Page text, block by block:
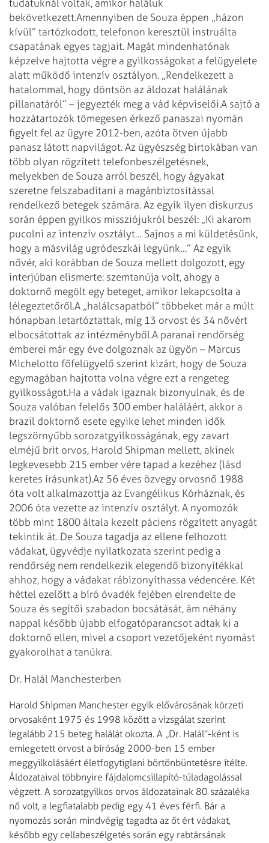
tudatuknál voltak, amikor haláluk
bekövetkezett.Amennyiben de Souza éppen „házon
kívül” tartózkodott, telefonon keresztül instruálta
csapatának egyes tagjait. Magát mindenhatónak
képzelve hajtotta végre a gyilkosságokat a felügyelete
alatt működő intenzív osztályon. „Rendelkezett a
hatalommal, hogy döntsön az áldozat halálának
pillanatáról” – jegyezték meg a vád képviselői.A sajtó a
hozzátartozók tömegesen érkező panaszai nyomán
figyelt fel az ügyre 2012-ben, azóta ötven újabb
panasz látott napvilágot. Az ügyészség birtokában van
több olyan rögzített telefonbeszélgetésnek,
melyekben de Souza arról beszél, hogy ágyakat
szeretne felszabadítani a magánbiztosítással
rendelkező betegek számára. Az egyik ilyen diskurzus
során éppen gyilkos missziójukról beszél: „Ki akarom
pucolni az intenzív osztályt… Sajnos a mi küldetésünk,
hogy a másvilág ugródeszkái legyünk…” Az egyik
nővér, aki korábban de Souza mellett dolgozott, egy
interjúban elismerte: szemtanúja volt, ahogy a
doktornő megölt egy beteget, amikor lekapcsolta a
lélegeztetőről.A „halálcsapatból” többeket már a múlt
hónapban letartóztattak, míg 13 orvost és 34 nővért
elbocsátottak az intézményből.A paranai rendőrség
emberei már egy éve dolgoznak az ügyön – Marcus
Michelotto főfelügyelő szerint kizárt, hogy de Souza
egymagában hajtotta volna végre ezt a rengeteg
gyilkosságot.Ha a vádak igaznak bizonyulnak, és de
Souza valóban felelős 300 ember haláláért, akkor a
brazil doktornő esete egyike lehet minden idők
legszörnyűbb sorozatgyilkosságának, egy zavart
elméjű brit orvos, Harold Shipman mellett, akinek
legkevesebb 215 ember vére tapad a kezéhez (lásd
keretes írásunkat).Az 56 éves özvegy orvosnő 1988
óta volt alkalmazottja az Evangélikus Kórháznak, és
2006 óta vezette az intenzív osztályt. A nyomozók
több mint 1800 általa kezelt páciens rögzített anyagát
tekintik át. De Souza tagadja az ellene felhozott
vádakat, ügyvédje nyilatkozata szerint pedig a
rendőrség nem rendelkezik elegendő bizonyítékkal
ahhoz, hogy a vádakat rábizonyíthassa véden­cére. Két
héttel ezelőtt a bíró óvadék fejében elrendelte de
Souza és segítői szabadon bocsátását, ám néhány
nappal később újabb elfogatóparancsot adtak ki a
doktornő ellen, mivel a csoport vezetőjeként nyomást
gyakorolhat a tanúkra.
Dr. Halál Manchesterben
Harold Shipman Manchester egyik elővárosának körzeti
orvosaként 1975 és 1998 között a vizsgálat szerint
legalább 215 beteg halálát okozta. A „Dr. Halál”-ként is
emlegetett orvost a bíróság 2000-ben 15 ember
meggyilkolásáért életfogytiglani börtönbüntetésre ítélte.
Áldozataival többnyire fájdalomcsillapító-túladagolással
végzett. A sorozatgyilkos orvos áldozatainak 80 százaléka
nő volt, a legfiatalabb pedig egy 41 éves férfi. Bár a
nyomozás során mindvégig tagadta az őt ért vádakat,
később egy cellabeszélgetés során egy rabtársának